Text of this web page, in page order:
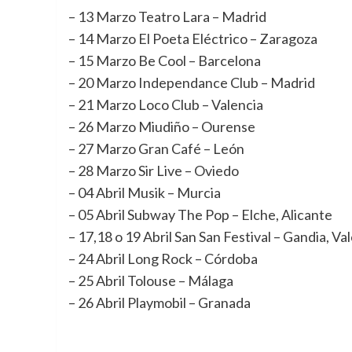
– 13 Marzo Teatro Lara – Madrid
– 14 Marzo El Poeta Eléctrico – Zaragoza
– 15 Marzo Be Cool – Barcelona
– 20 Marzo Independance Club – Madrid
– 21 Marzo Loco Club – Valencia
– 26 Marzo Miudiño – Ourense
– 27 Marzo Gran Café – León
– 28 Marzo Sir Live – Oviedo
– 04 Abril Musik – Murcia
– 05 Abril Subway The Pop – Elche, Alicante
– 17,18 o 19 Abril San San Festival – Gandia,
– 24 Abril Long Rock – Córdoba
– 25 Abril Tolouse – Málaga
– 26 Abril Playmobil – Granada